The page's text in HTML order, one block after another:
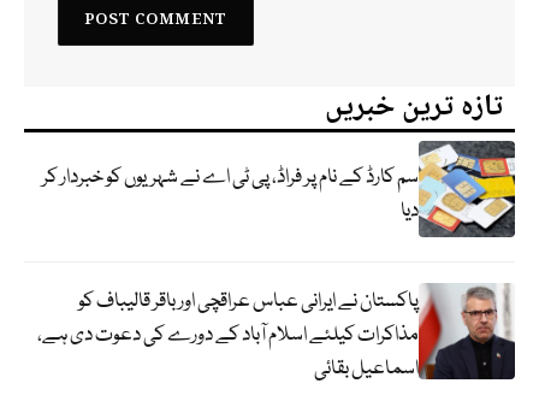
تازہ ترین خبریں
سم کارڈ کے نام پر فراڈ، پی ٹی اے نے شہریوں کو خبردار کر
دیا
پاکستان نے ایرانی عباس عراقچی اورباقر قالیباف کو
مذاکرات کیلئے اسلام آباد کے دورے کی دعوت دی ہے،
اسماعیل بقائی